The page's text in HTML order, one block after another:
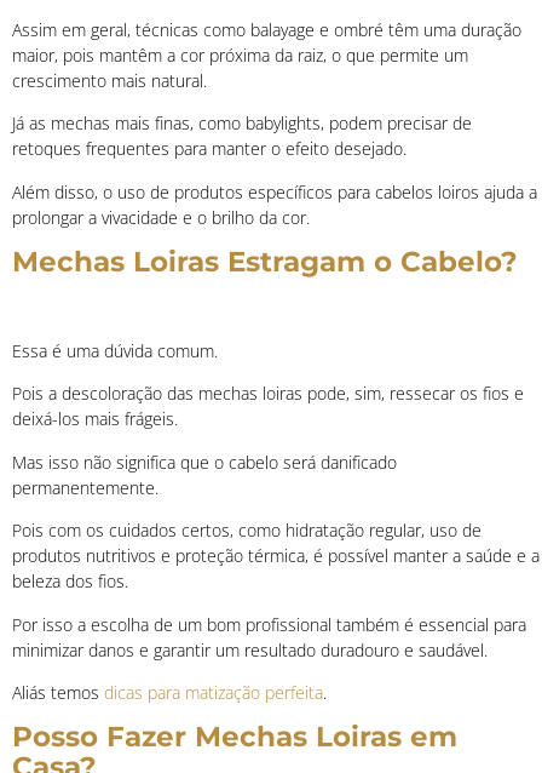
Assim em geral, técnicas como balayage e ombré têm uma duração
maior, pois mantêm a cor próxima da raiz, o que permite um
crescimento mais natural.
Já as mechas mais finas, como babylights, podem precisar de
retoques frequentes para manter o efeito desejado.
Além disso, o uso de produtos específicos para cabelos loiros ajuda a
prolongar a vivacidade e o brilho da cor.
Mechas Loiras Estragam o Cabelo?
Essa é uma dúvida comum.
Pois a descoloração das mechas loiras pode, sim, ressecar os fios e
deixá-los mais frágeis.
Mas isso não significa que o cabelo será danificado
permanentemente.
Pois com os cuidados certos, como hidratação regular, uso de
produtos nutritivos e proteção térmica, é possível manter a saúde e a
beleza dos fios.
Por isso a escolha de um bom profissional também é essencial para
minimizar danos e garantir um resultado duradouro e saudável.
Aliás temos dicas para matização perfeita.
Posso Fazer Mechas Loiras em